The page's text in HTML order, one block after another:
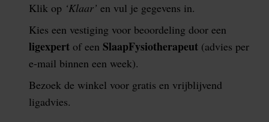
Klik op ‘Klaar’ en vul je gegevens in.
Kies een vestiging voor beoordeling door een
ligexpert of een SlaapFysiotherapeut (advies per
e-mail binnen een week).
Bezoek de winkel voor gratis en vrijblijvend
ligadvies.